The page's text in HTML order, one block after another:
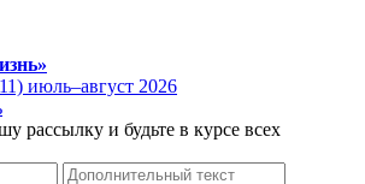
июль–август 2026
рассылку и будьте в курсе всех